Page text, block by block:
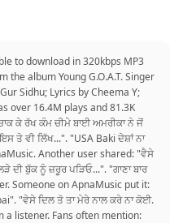
to download in 320kbps MP3
the album Young G.O.A.T. Singer
Sidhu; Lyrics by Cheema Y;
over 16.4M plays and 81.3K
ਕੇ ਰੱਖ ਕੰਮ ਚੀਮੇ ਬਾਈ ਅਮਰੀਕਾ ਨੇ ਜੋਂ
ਤੇ ਵੀ ਲਿੱਖ...". "USA Baki ਦੇਸ਼ਾਂ ਨਾ
Another user shared: "ਵੈਸੇ
ਦੀ ਬੁੱਕ ਨੂੰ ਜ਼ਰੂਰ ਪੜਿਓ...". "ਗਾਣਾ ਬਾਰ
Someone on ApnaMusic put it:
"ਵੇਸੇ ਦਿਲ ਤੋ ਤਾ ਮੇਰੇ ਨਾਲ ਕਰੇ ਨਾ ਕੋਈ.
listener. Fans often mention: